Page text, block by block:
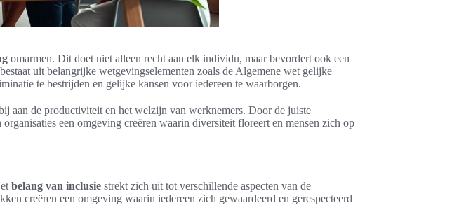
omarmen. Dit doet niet alleen recht aan elk individu, maar bevordert ook een
bestaat uit belangrijke wetgevingselementen zoals de Algemene wet gelijke
te bestrijden en gelijke kansen voor iedereen te waarborgen.
aan de productiviteit en het welzijn van werknemers. Door de juiste
organisaties een omgeving creëren waarin diversiteit floreert en mensen zich op
belang van inclusie strekt zich uit tot verschillende aspecten van de
creëren een omgeving waarin iedereen zich gewaardeerd en gerespecteerd